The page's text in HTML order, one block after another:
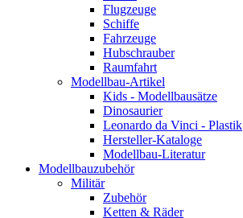
Flugzeuge
Schiffe
Fahrzeuge
Hubschrauber
Raumfahrt
Modellbau-Artikel
Kids - Modellbausätze
Dinosaurier
Leonardo da Vinci - Plastik
Hersteller-Kataloge
Modellbau-Literatur
Modellbauzubehör
Militär
Zubehör
Ketten & Räder